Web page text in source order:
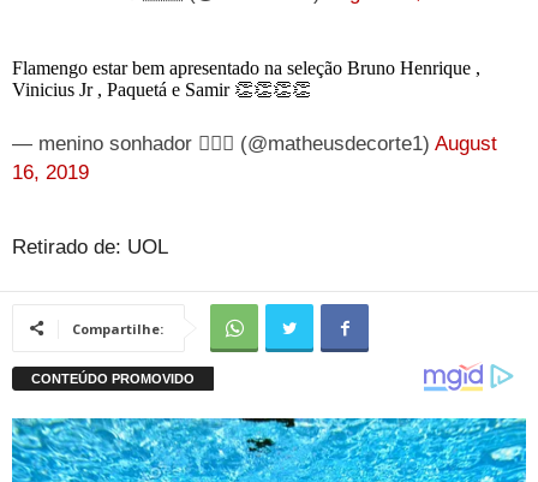
Flamengo estar bem apresentado na seleção Bruno Henrique ,
Vinicius Jr , Paquetá e Samir 👏👏👏👏
— menino sonhador 🏃🏾‍♂️ (@matheusdecorte1) August
16, 2019
Retirado de: UOL
Compartilhe: